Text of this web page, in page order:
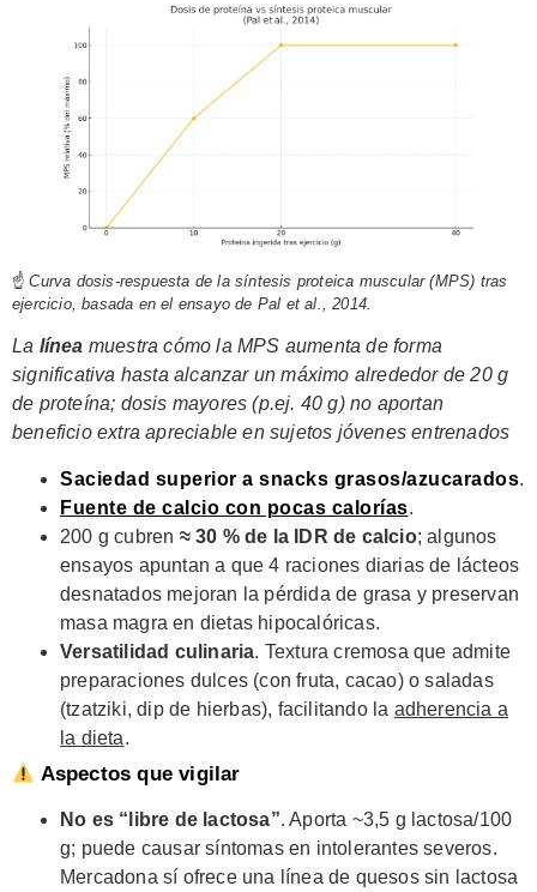
☝Curva dosis-respuesta de la síntesis proteica muscular (MPS) tras
ejercicio, basada en el ensayo de Pal et al., 2014.
La línea muestra cómo la MPS aumenta de forma
significativa hasta alcanzar un máximo alrededor de 20 g
de proteína; dosis mayores (p.ej. 40 g) no aportan
beneficio extra apreciable en sujetos jóvenes entrenados
Saciedad superior a snacks grasos/azucarados.
Fuente de calcio con pocas calorías.
200 g cubren ≈ 30 % de la IDR de calcio; algunos
ensayos apuntan a que 4 raciones diarias de lácteos
desnatados mejoran la pérdida de grasa y preservan
masa magra en dietas hipocalóricas.
Versatilidad culinaria. Textura cremosa que admite
preparaciones dulces (con fruta, cacao) o saladas
(tzatziki, dip de hierbas), facilitando la adherencia a
la dieta.
Aspectos que vigilar
No es “libre de lactosa”. Aporta ~3,5 g lactosa/100
g; puede causar síntomas en intolerantes severos.
Mercadona sí ofrece una línea de quesos sin lactosa